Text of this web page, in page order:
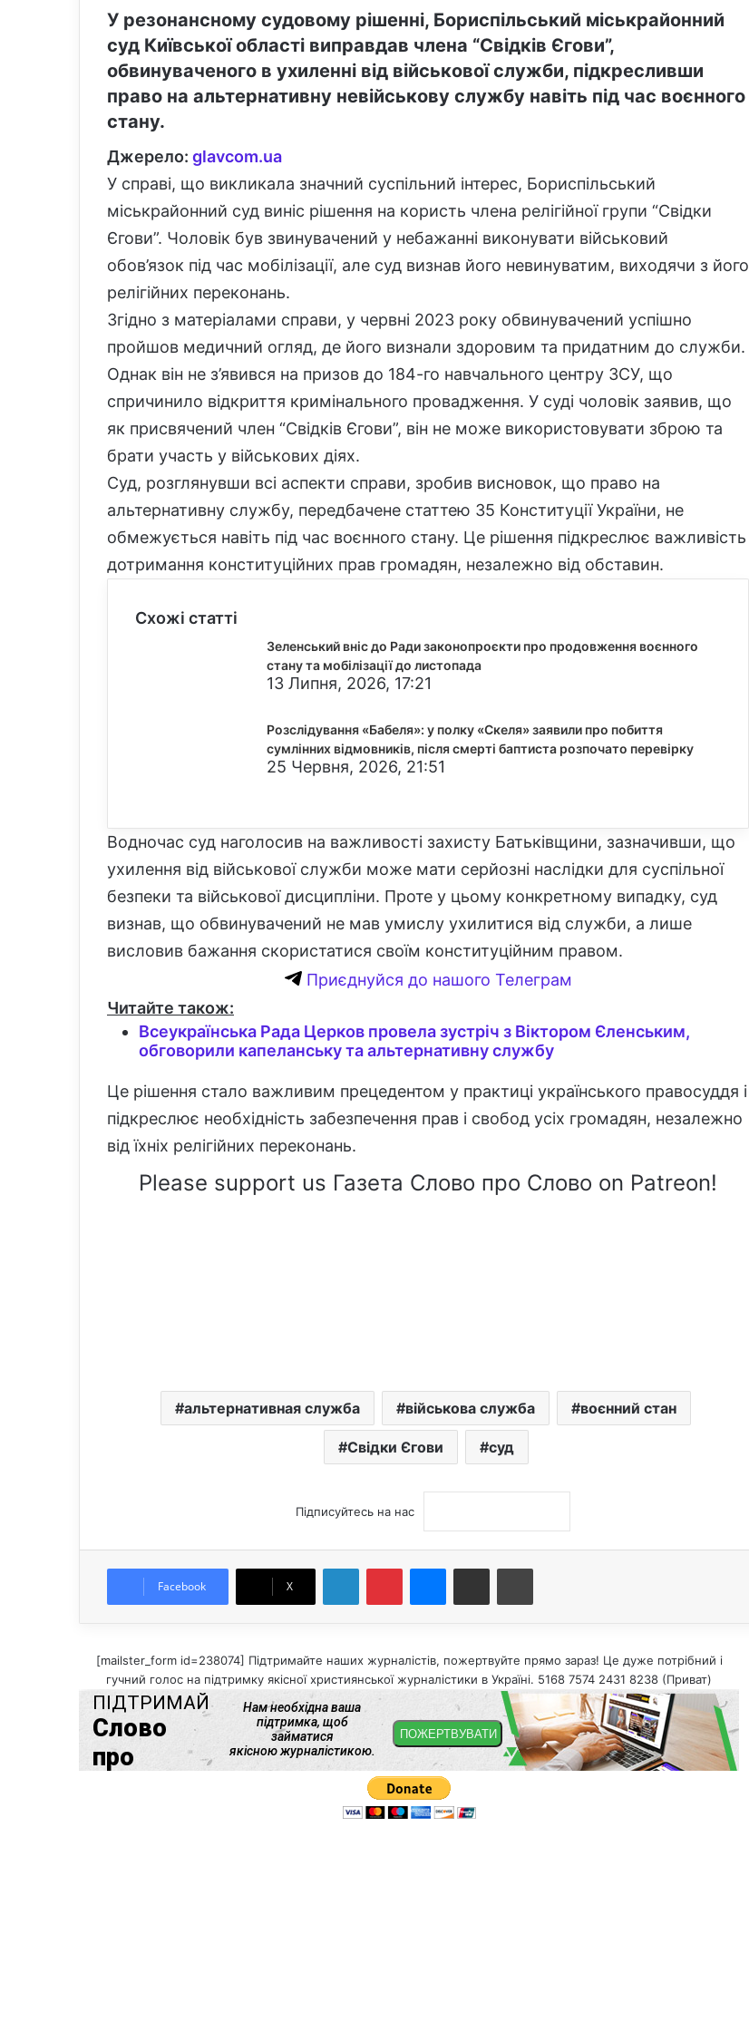
У резонансному судовому рішенні, Бориспільський міськрайонний
суд Київської області виправдав члена “Свідків Єгови”,
обвинуваченого в ухиленні від військової служби, підкресливши
право на альтернативну невійськову службу навіть під час воєнного
стану.
Джерело: glavcom.ua
У справі, що викликала значний суспільний інтерес, Бориспільський
міськрайонний суд виніс рішення на користь члена релігійної групи “Свідки
Єгови”. Чоловік був звинувачений у небажанні виконувати військовий
обов’язок під час мобілізації, але суд визнав його невинуватим, виходячи з його
релігійних переконань.
Згідно з матеріалами справи, у червні 2023 року обвинувачений успішно
пройшов медичний огляд, де його визнали здоровим та придатним до служби.
Однак він не з’явився на призов до 184-го навчального центру ЗСУ, що
спричинило відкриття кримінального провадження. У суді чоловік заявив, що
як присвячений член “Свідків Єгови”, він не може використовувати зброю та
брати участь у військових діях.
Суд, розглянувши всі аспекти справи, зробив висновок, що право на
альтернативну службу, передбачене статтею 35 Конституції України, не
обмежується навіть під час воєнного стану. Це рішення підкреслює важливість
дотримання конституційних прав громадян, незалежно від обставин.
Схожі статті
Зеленський вніс до Ради законопроєкти про продовження воєнного
стану та мобілізації до листопада
13 Липня, 2026, 17:21
Розслідування «Бабеля»: у полку «Скеля» заявили про побиття
сумлінних відмовників, після смерті баптиста розпочато перевірку
25 Червня, 2026, 21:51
Водночас суд наголосив на важливості захисту Батьківщини, зазначивши, що
ухилення від військової служби може мати серйозні наслідки для суспільної
безпеки та військової дисципліни. Проте у цьому конкретному випадку, суд
визнав, що обвинувачений не мав умислу ухилитися від служби, а лише
висловив бажання скористатися своїм конституційним правом.
Приєднуйся до нашого Телеграм
Читайте також:
Всеукраїнська Рада Церков провела зустріч з Віктором Єленським,
обговорили капеланську та альтернативну службу
Це рішення стало важливим прецедентом у практиці українського правосуддя і
підкреслює необхідність забезпечення прав і свобод усіх громадян, незалежно
від їхніх релігійних переконань.
Please support us Газета Слово про Слово on Patreon!
альтернативная служба військова служба воєнний стан
Свідки Єгови суд
Підписуйтесь на нас
Facebook X
Поділитися електронною поштою
[mailster_form id=238074] Підтримайте наших журналістів, пожертвуйте прямо зараз! Це дуже потрібний і
гучний голос на підтримку якісної християнської журналістики в Україні. 5168 7574 2431 8238 (Приват)